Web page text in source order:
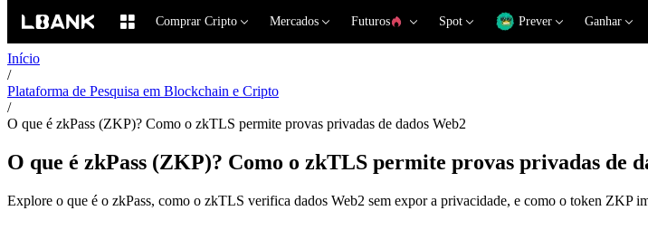
Comprar Cripto Mercados Futuros Spot Prever Ganhar
Início
/
Plataforma de Pesquisa em Blockchain e Cripto
/
O que é zkPass (ZKP)? Como o zkTLS permite provas privadas de dados Web2
O que é zkPass (ZKP)? Como o zkTLS permite provas privadas de
Explore o que é o zkPass, como o zkTLS verifica dados Web2 sem expor a privacidade, e como o token ZKP